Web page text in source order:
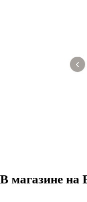
‹
В магазине на